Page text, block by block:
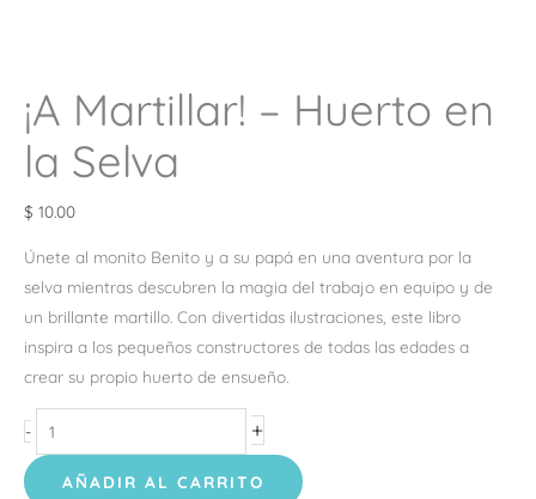
¡A Martillar! – Huerto en
la Selva
$ 10.00
Únete al monito Benito y a su papá en una aventura por la
selva mientras descubren la magia del trabajo en equipo y de
un brillante martillo. Con divertidas ilustraciones, este libro
inspira a los pequeños constructores de todas las edades a
crear su propio huerto de ensueño.
- +
AÑADIR AL CARRITO